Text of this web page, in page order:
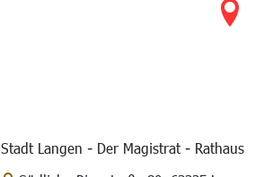
Stadt Langen - Der Magistrat - Rathaus